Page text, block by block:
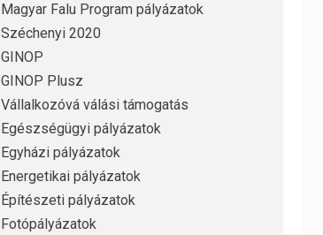
Magyar Falu Program pályázatok
Széchenyi 2020
GINOP
GINOP Plusz
Vállalkozóvá válási támogatás
Egészségügyi pályázatok
Egyházi pályázatok
Energetikai pályázatok
Építészeti pályázatok
Fotópályázatok